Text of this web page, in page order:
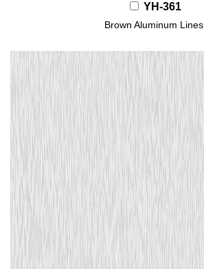
YH-361
Brown Aluminum Lines